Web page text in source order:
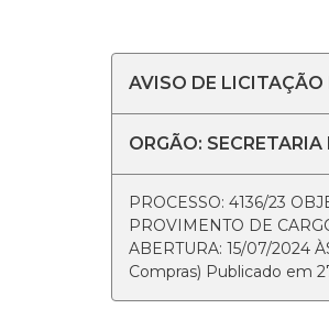
AVISO DE
ORGÃO:
PROCESSO: 4136/23
PROVIMENTO DE
ABERTURA: 15/07/2024
Compras) Publicado em